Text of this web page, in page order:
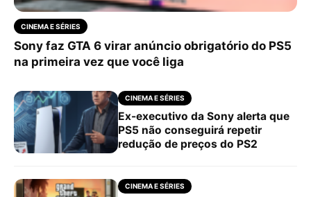
CINEMA E SÉRIES
Sony faz GTA 6 virar anúncio obrigatório do PS5
na primeira vez que você liga
CINEMA E SÉRIES
Ex-executivo da Sony alerta que
PS5 não conseguirá repetir
redução de preços do PS2
CINEMA E SÉRIES